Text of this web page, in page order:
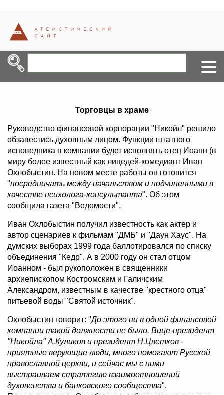
Торговцы в храме
Руководство финансовой корпорации "Никойл" решило
обзавестись духовным лицом. Функции штатного
исповедника в компании будет исполнять отец Иоанн (в
миру более известный как лицедей-комедиант Иван
Охлобыстин. На новом месте работы он готовится
"посредничать между начальством и подчиненными в
качестве психолога-консультанта". Об этом
сообщила газета "Ведомости".
Иван Охлобыстин получил известность как актер и
автор сценариев к фильмам "ДМБ" и "Даун Хаус". На
думских выборах 1999 года баллотировался по списку
объединения "Кедр". А в 2000 году он стал отцом
Иоанном - был рукоположен в священники
архиепископом Костромским и Галичским
Александром, известным в качестве "крестного отца"
питьевой воды "Святой источник".
Охлобыстин говорит: "До этого ни в одной финансовой
компании такой должности не было. Вице-президент
"Никойла" А.Куликов и президент Н.Цветков -
приятные верующие люди, много помогают Русской
православной церкви, и сейчас мы с ними
выстраиваем стратегию взаимоотношений
духовенства и банковского сообщества".